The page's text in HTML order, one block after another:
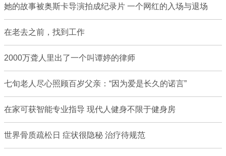
她的故事被奥斯卡导演拍成纪录片 一个网红的入场与退场
在老去之前，找到工作
2000万聋人里出了一个叫谭婷的律师
七旬老人尽心照顾百岁父亲：“因为爱是长久的诺言”
在家可获智能专业指导 现代人健身不限于健身房
世界骨质疏松日 症状很隐秘 治疗待规范